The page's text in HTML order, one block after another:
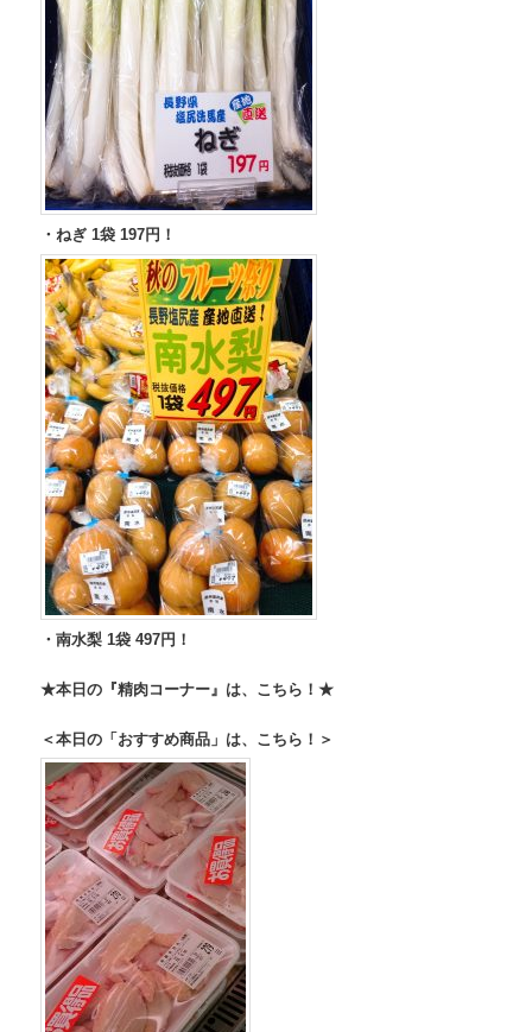
・ねぎ 1袋 197円！
・南水梨 1袋 497円！
★本日の『精肉コーナー』は、こちら！★
＜本日の「おすすめ商品」は、こちら！＞